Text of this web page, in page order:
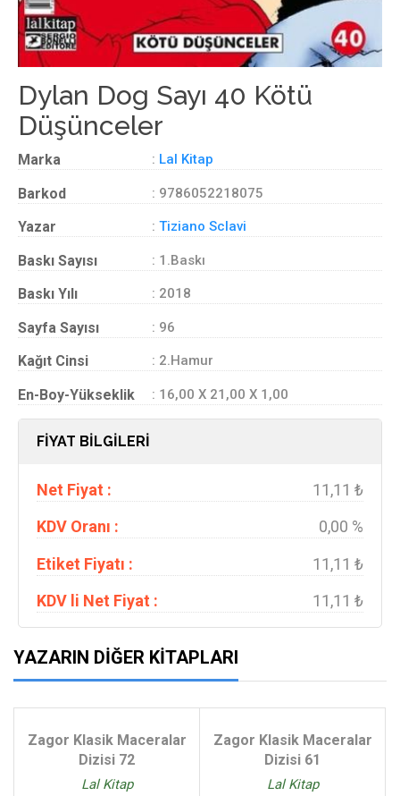
Dylan Dog Sayı 40 Kötü
Düşünceler
Marka : Lal Kitap
Barkod : 9786052218075
Yazar : Tiziano Sclavi
Baskı Sayısı : 1.Baskı
Baskı Yılı : 2018
Sayfa Sayısı : 96
Kağıt Cinsi : 2.Hamur
En-Boy-Yükseklik : 16,00 X 21,00 X 1,00
FİYAT BİLGİLERİ
Net Fiyat :
11,11 ₺
KDV Oranı :
0,00 %
Etiket Fiyatı :
11,11 ₺
KDV li Net Fiyat :
11,11 ₺
YAZARIN DIĞER KITAPLARI
Zagor Klasik Maceralar
Dizisi 72
Lal Kitap
Zagor Klasik Maceralar
Dizisi 61
Lal Kitap